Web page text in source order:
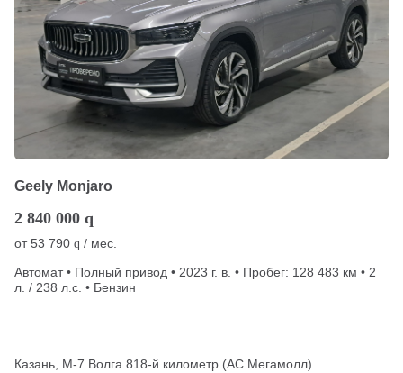
Geely Monjaro
2 840 000 q
от53 790 q / мес.
Автомат • Полный привод • 2023 г. в. • Пробег: 128 483 км • 2
л. / 238 л.с. • Бензин
Казань, М-7 Волга 818-й километр (АС Мегамолл)